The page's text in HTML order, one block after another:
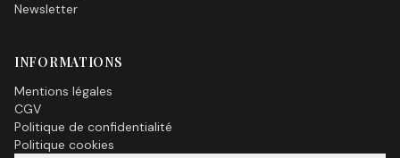
Newsletter
INFORMATIONS
Mentions légales
CGV
Politique de confidentialité
Politique cookies